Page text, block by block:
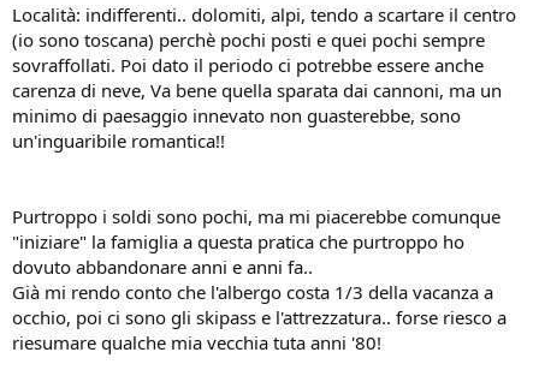
Località: indifferenti.. dolomiti, alpi, tendo a scartare il centro
(io sono toscana) perchè pochi posti e quei pochi sempre
sovraffollati. Poi dato il periodo ci potrebbe essere anche
carenza di neve, Va bene quella sparata dai cannoni, ma un
minimo di paesaggio innevato non guasterebbe, sono
un'inguaribile romantica!!
Purtroppo i soldi sono pochi, ma mi piacerebbe comunque
"iniziare" la famiglia a questa pratica che purtroppo ho
dovuto abbandonare anni e anni fa..
Già mi rendo conto che l'albergo costa 1/3 della vacanza a
occhio, poi ci sono gli skipass e l'attrezzatura.. forse riesco a
riesumare qualche mia vecchia tuta anni '80!